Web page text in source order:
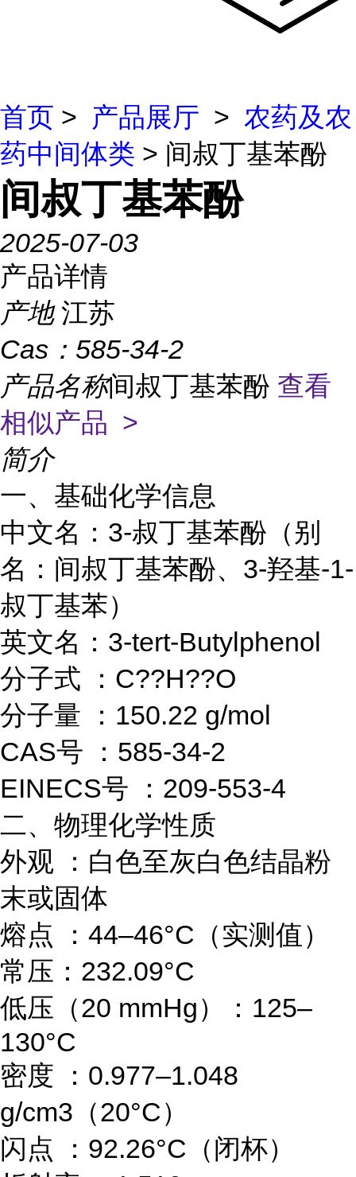
首页 > 产品展厅 > 农药及农
药中间体类 > 间叔丁基苯酚
间叔丁基苯酚
2025-07-03
产品详情
产地 江苏
Cas： 585-34-2
产品名称间叔丁基苯酚 查看
相似产品 >
简介
一、基础化学信息
中文名：3-叔丁基苯酚（别
名：间叔丁基苯酚、3-羟基-1-
叔丁基苯）
英文名：3-tert-Butylphenol
分子式 ：C??H??O
分子量 ：150.22 g/mol
CAS号 ：585-34-2
EINECS号 ：209-553-4
二、物理化学性质
外观 ：白色至灰白色结晶粉
末或固体
熔点 ：44–46°C（实测值）
常压：232.09°C
低压（20 mmHg）：125–
130°C
密度 ：0.977–1.048
g/cm3（20°C）
闪点 ：92.26°C（闭杯）